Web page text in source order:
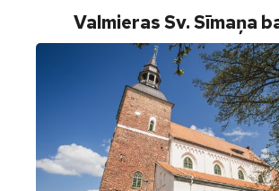
Valmieras Sv. Sīmaņa